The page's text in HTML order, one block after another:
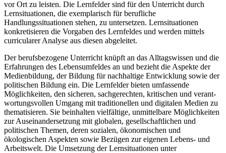
vor Ort zu leisten. Die Lernfelder sind für den Unterricht durch
Lernsituationen, die exemplarisch für berufliche
Handlungssituationen stehen, zu untersetzen. Lernsituationen
konkretisieren die Vorgaben des Lernfeldes und werden mittels
curricularer Analyse aus diesen abgeleitet.
Der berufsbezogene Unterricht knüpft an das Alltagswissen und die
Erfahrungen des Lebensumfeldes an und bezieht die Aspekte der
Medienbildung, der Bildung für nachhaltige Entwicklung sowie der
politischen Bildung ein. Die Lernfelder bieten um­fassende
Möglichkeiten, den sicheren, sachgerechten, kritischen und verant­
wortungsvollen Umgang mit traditionellen und digitalen Medien zu
thematisieren. Sie beinhalten vielfältige, unmittelbare Möglichkeiten
zur Auseinandersetzung mit globalen, gesellschaftlichen und
politischen Themen, deren sozialen, ökonomischen und
ökologischen Aspekten sowie Bezügen zur eigenen Lebens- und
Arbeitswelt. Die Umsetzung der Lernsituationen unter